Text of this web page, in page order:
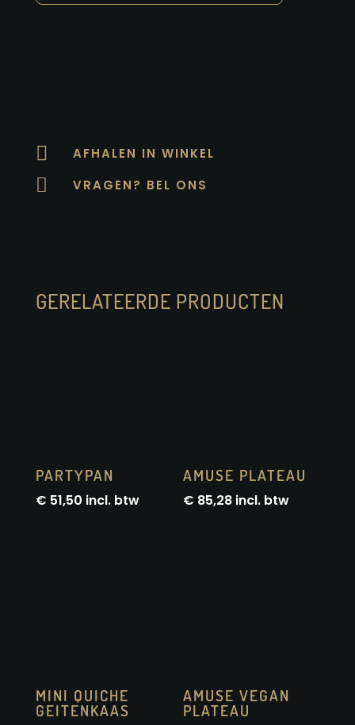
 AFHALEN IN WINKEL
 VRAGEN? BEL ONS
GERELATEERDE PRODUCTEN
PARTYPAN
€ 51,50 incl. btw
AMUSE PLATEAU
€ 85,28 incl. btw
MINI QUICHE
GEITENKAAS
AMUSE VEGAN
PLATEAU